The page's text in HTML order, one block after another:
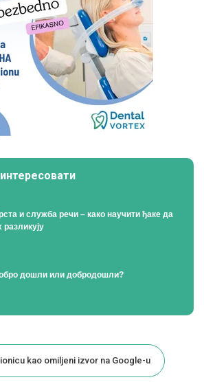
и служба речи – како научити ђаке да
разликују
дошли или добродошли?
kao omiljeni izvor na Google-u